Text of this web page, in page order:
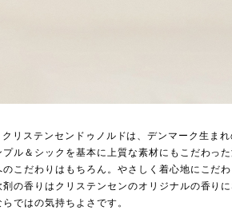
リステンセンドゥノルドは、デンマーク生まれ
ル＆シックを基本に上質な素材にもこだわっ
こだわりはもちろん。やさしく着心地にこだわ
の香りはクリステンセンのオリジナルの香りに
ではの気持ちよさです。